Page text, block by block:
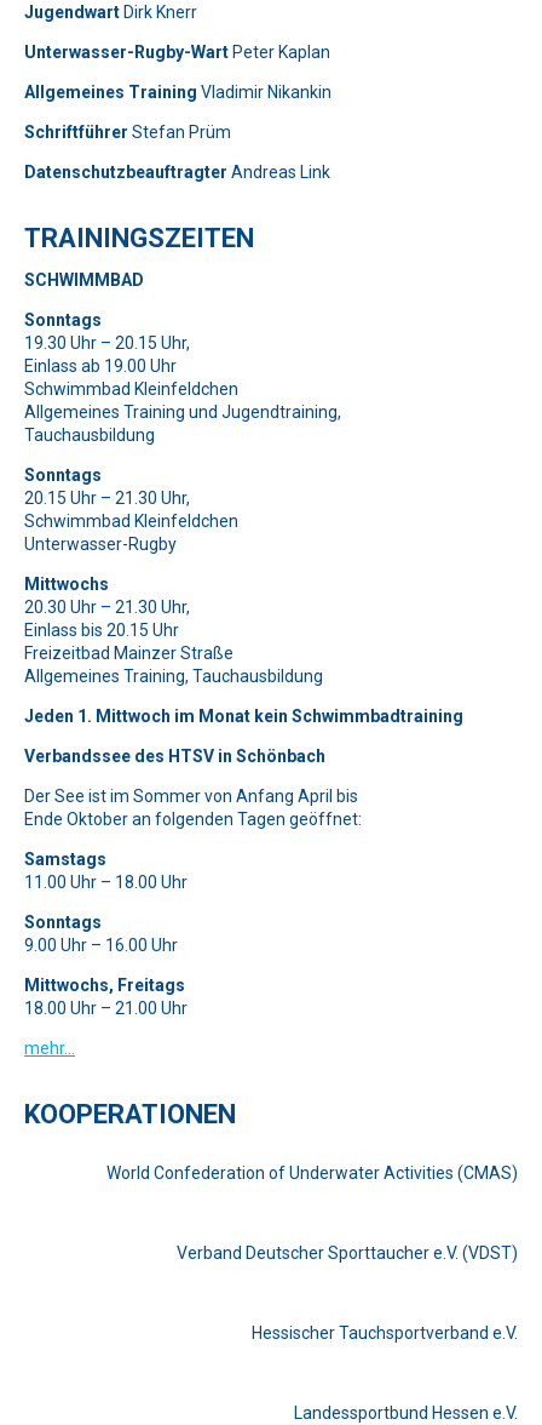
Bitte lasse dieses Feld leer.
Bitte lasse dieses Feld leer.
Bitte beweise, dass du kein Spambot bist und wähle das
Bitte lasse dieses Feld leer.
Bitte beweise, dass du kein Spambot bist und wähle das
Bitte lasse dieses Feld leer.
Bitte beweise, dass du kein Spambot bist und wähle das
JugendwartDirk Knerr
Bitte lasse dieses Feld leer.
Bitte beweise, dass du kein Spambot bist und wähle das
Unterwasser-Rugby-WartPeter Kaplan
Bitte lasse dieses Feld leer.
Bitte beweise, dass du kein Spambot bist und wähle das
Symbol
Allgemeines Training Vladimir Nikankin
Bitte lasse dieses Feld leer.
Bitte beweise, dass du kein Spambot bist und wähle das
Schriftführer Stefan Prüm
Bitte lasse dieses Feld leer.
Bitte beweise, dass du kein Spambot bist und wähle das
Datenschutzbeauftragter Andreas Link
Bitte lasse dieses Feld leer.
Bitte beweise, dass du kein Spambot bist und wähle das
SymbolStern
TRAININGSZEITEN
SCHWIMMBAD
Sonntags
19.30 Uhr – 20.15 Uhr,
Einlass ab 19.00 Uhr
Schwimmbad Kleinfeldchen
Allgemeines Training und Jugendtraining,
Tauchausbildung
Sonntags
20.15 Uhr – 21.30 Uhr,
Schwimmbad Kleinfeldchen
Unterwasser-Rugby
Mittwochs
20.30 Uhr – 21.30 Uhr,
Einlass bis 20.15 Uhr
Freizeitbad Mainzer Straße
Allgemeines Training, Tauchausbildung
Jeden 1. Mittwoch im Monat kein Schwimmbadtraining
Verbandssee des HTSV in Schönbach
Der See ist im Sommer von Anfang April bis
Ende Oktober an folgenden Tagen geöffnet:
Samstags
11.00 Uhr – 18.00 Uhr
Sonntags
9.00 Uhr – 16.00 Uhr
Mittwochs, Freitags
18.00 Uhr – 21.00 Uhr
mehr…
KOOPERATIONEN
World Confederation of Underwater Activities (CMAS)
Verband Deutscher Sporttaucher e.V. (VDST)
Hessischer Tauchsportverband e.V.
Landessportbund Hessen e.V.